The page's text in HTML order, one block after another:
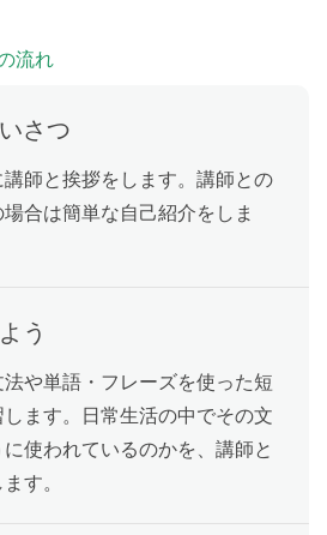
ング
ましょう。
をおさらいします。
流れ
さつ
師と挨拶をします。講師との
合は簡単な自己紹介をしま
う
や単語・フレーズを使った短
ます。日常生活の中でその文
使われているのかを、講師と
す。